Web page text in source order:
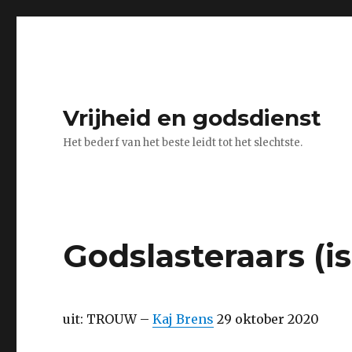
Vrijheid en godsdienst
Het bederf van het beste leidt tot het slechtste.
Godslasteraars
uit: TROUW –Kaj Brens 29 oktober 2020